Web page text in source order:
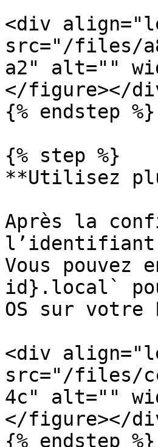
<div
src="/files/
a2" alt=""
</figure></
{% endstep %}
{% step %}
**Utilisez
Après la
l’identifiant
Vous
id}.local`
OS sur votre
<div
src="/files/
4c" alt=""
</figure></
{% endstep %}